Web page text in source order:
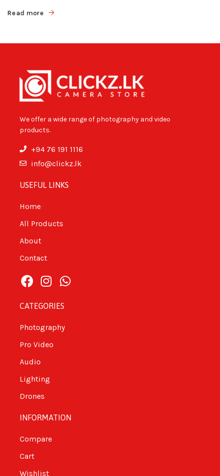
Read more
We offer a wide range of photography and video
products.
+94 76 191 1116
info@clickz.lk
USEFUL LINKS
Home
All Products
About
Contact
CATEGORIES
Photography
Pro Video
Audio
Lighting
Drones
INFORMATION
Compare
Cart
Wishlist